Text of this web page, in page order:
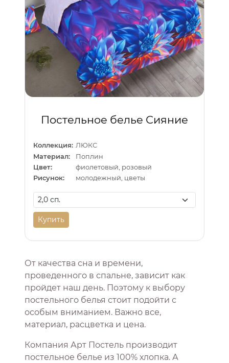
Постельное белье Сияние
Коллекция: ЛЮКС
Материал:
Поплин
Цвет:
фиолетовый, розовый
Рисунок:
молодежный, цветы
Купить
От качества сна и времени,
проведенного в спальне, зависит как
пройдет наш день. Поэтому к выбору
постельного белья стоит подойти с
особым вниманием. Важно все,
материал, расцветка и цена.
Компания Арт Постель производит
постельное белье из 100% хлопка. А